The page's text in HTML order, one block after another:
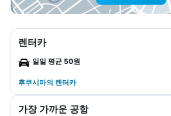
렌터카
일일 평균 50원
후쿠시마​의 렌터카
가장 가까운 공항